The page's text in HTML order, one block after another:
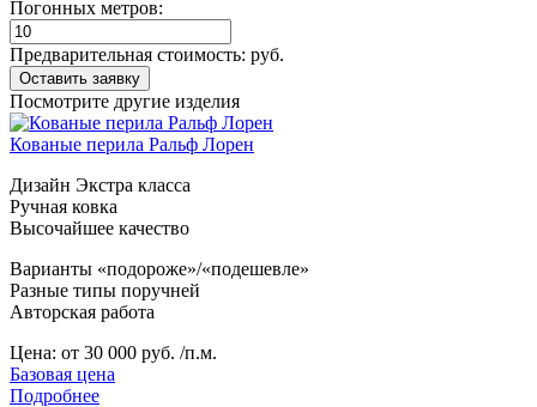
Погонных метров:
Предварительная стоимость: руб.
Посмотрите другие изделия
Кованые перила Ральф Лорен
Дизайн Экстра класса
Ручная ковка
Высочайшее качество
Варианты «подороже»/«подешевле»
Разные типы поручней
Авторская работа
Цена: от 30 000 руб. /п.м.
Базовая цена
Подробнее